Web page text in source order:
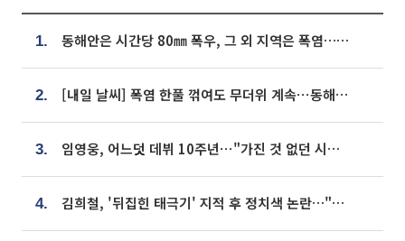
1. 동해안은 시간당 80㎜ 폭우, 그 외 지역은 폭염…‘극과 극 날씨’
2. [내일 날씨] 폭염 한풀 꺾여도 무더위 계속⋯동해안 이틀 연속 비
3. 임영웅, 어느덧 데뷔 10주년⋯"가진 것 없던 시절, 내 앞엔 20명의 팬뿐"
4. 김희철, '뒤집힌 태극기' 지적 후 정치색 논란…"좌우 떠나 우리나라 국기"